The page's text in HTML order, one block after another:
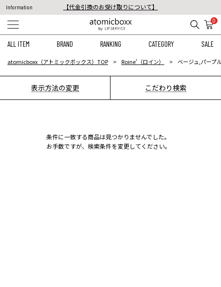
Information
【代金引換のお受け取りについて】
税込11,000円以上のご注文で送料無料！
0
ALL ITEM BRAND RANKING CATEGORY SALE
atomicboxx（アトミックボックス）TOP Roine'（ロイン） ベージュ,パープ
表示方法の変更 こだわり検索
条件に一致する商品は見つかりませんでした。
お手数ですが、検索条件を変更してください。